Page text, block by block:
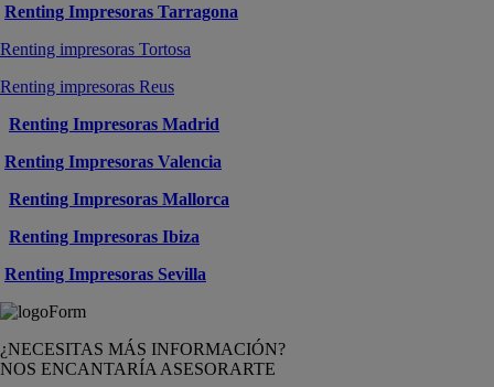
Renting Impresoras Tarragona
Renting impresoras Tortosa
Renting impresoras Reus
Renting Impresoras Madrid
Renting Impresoras Valencia
Renting Impresoras Mallorca
Renting Impresoras Ibiza
Renting Impresoras Sevilla
¿NECESITAS MÁS INFORMACIÓN?
NOS ENCANTARÍA ASESORARTE